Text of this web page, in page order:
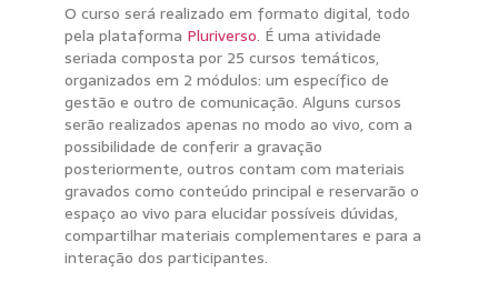
O curso será realizado em formato digital, todo
pela plataforma Pluriverso. É uma atividade
seriada composta por 25 cursos temáticos,
organizados em 2 módulos: um específico de
gestão e outro de comunicação. Alguns cursos
serão realizados apenas no modo ao vivo, com a
possibilidade de conferir a gravação
posteriormente, outros contam com materiais
gravados como conteúdo principal e reservarão o
espaço ao vivo para elucidar possíveis dúvidas,
compartilhar materiais complementares e para a
interação dos participantes.